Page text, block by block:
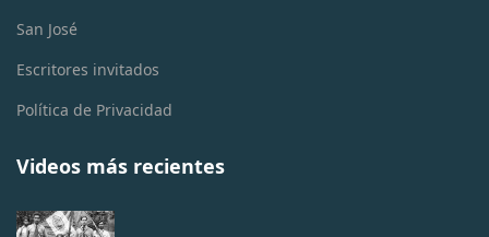
San José
Escritores invitados
Política de Privacidad
Videos más recientes